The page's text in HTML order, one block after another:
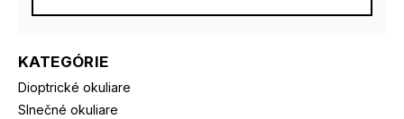
KATEGÓRIE
Dioptrické okuliare
Slnečné okuliare